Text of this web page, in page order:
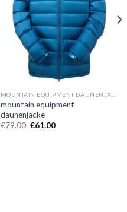
mountain equipment
daunenjacke
€79.00 €61.00